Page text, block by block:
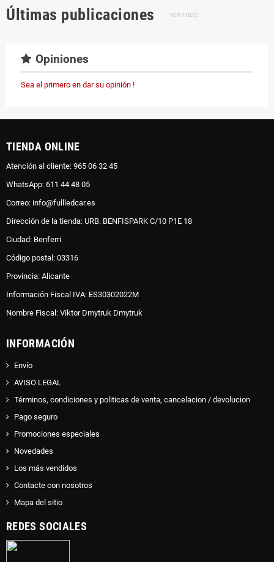
Últimas publicaciones VER TODO
Opiniones
Sea el primero en dar su opinión !
TIENDA ONLINE
Atención al cliente: 965 06 32 45
WhatsApp: 611 44 48 05
Correo: info@fullledcar.es
Dirección de la tienda: URB. BENFISPARK C/10 P1E 18
Ciudad: Benferri
Código postal: 03316
Provincia: Alicante
Información Fiscal IVA: ES30302022M
Nombre Fiscal: Viktor Dmytruk Dmytruk
INFORMACIÓN
Envío
AVISO LEGAL
Términos, condiciones y politicas de venta, cancelacion / devolucion
Pago seguro
Promociones especiales
Novedades
Los más vendidos
Contacte con nosotros
Mapa del sitio
REDES SOCIALES